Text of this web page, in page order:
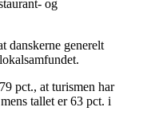
og
danskerne generelt
pct., at turismen har
tallet er 63 pct. i